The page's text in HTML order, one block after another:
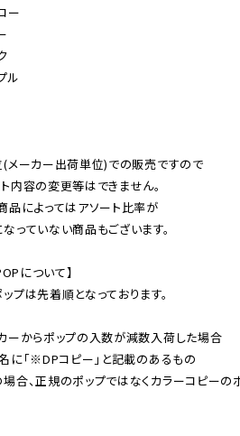
ー
ル
メーカー出荷単位)での販売ですので
内容の変更等はできません。
品によってはアソート比率が
っていない商品もございます。
について】
プは先着順となっております。
ーからポップの入数が減数入荷した場合
に「※DPコピー」と記載のあるもの
合、正規のポップではなくカラーコピーの